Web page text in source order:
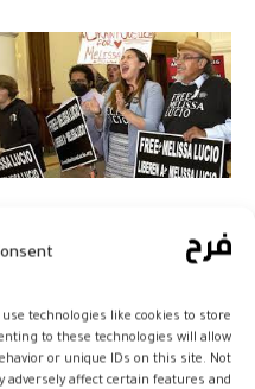
technologies like cookies to store
to these technologies will allow
or unique IDs on this site. Not
affect certain features and
ميليسا باتت في
ميتة في منزلها، مع
أيام من سقوطها